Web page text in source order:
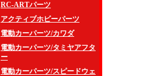
RC-ARTパーツ
アクティブホビーパーツ
電動カーパーツ/カワダ
電動カーパーツ/タミヤアフタ
ー
電動カーパーツ/スピードウェ